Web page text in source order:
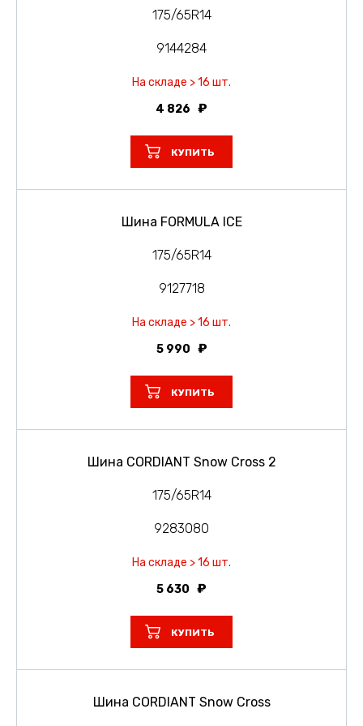
175/65R14
9144284
На складе > 16 шт.
4 826
КУПИТЬ
Шина FORMULA ICE
175/65R14
9127718
На складе > 16 шт.
5 990
КУПИТЬ
Шина CORDIANT Snow Cross 2
175/65R14
9283080
На складе > 16 шт.
5 630
КУПИТЬ
Шина CORDIANT Snow Cross